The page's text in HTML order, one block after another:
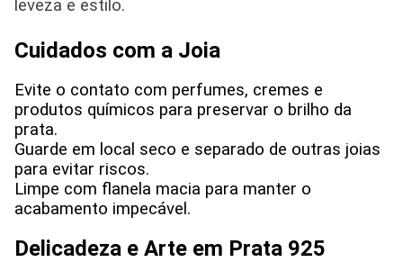
leveza e estilo.
Cuidados com a Joia
Evite o contato com perfumes, cremes e
produtos químicos para preservar o brilho da
prata.
Guarde em local seco e separado de outras joias
para evitar riscos.
Limpe com flanela macia para manter o
acabamento impecável.
Delicadeza e Arte em Prata 925